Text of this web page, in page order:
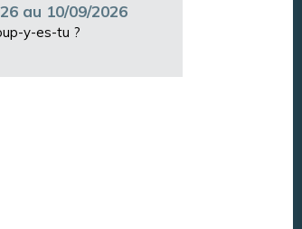
au 10/09/2026
y-es-tu ?